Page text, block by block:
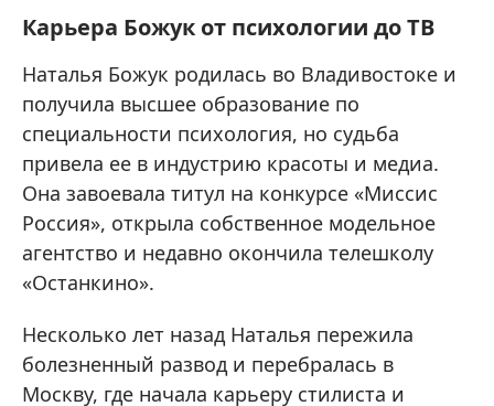
Карьера Божук от психологии до ТВ
Наталья Божук родилась во Владивостоке и
получила высшее образование по
специальности психология, но судьба
привела ее в индустрию красоты и медиа.
Она завоевала титул на конкурсе «Миссис
Россия», открыла собственное модельное
агентство и недавно окончила телешколу
«Останкино».
Несколько лет назад Наталья пережила
болезненный развод и перебралась в
Москву, где начала карьеру стилиста и